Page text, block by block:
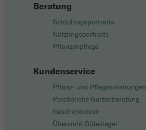
Beratung
Schädlingsportraits
Nützlingsportraits
Pflanzenpflege
Kundenservice
Pflanz- und Pflegeanleitungen
Persönliche Gartenberatung
Geschenkideen
Übersicht Gütesiegel